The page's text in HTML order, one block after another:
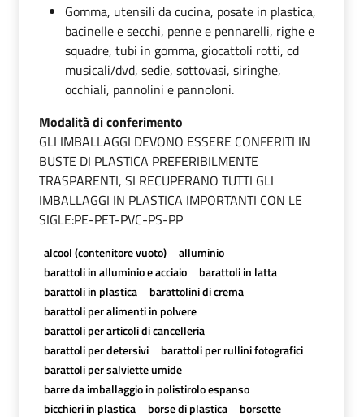
Gomma, utensili da cucina, posate in plastica,
bacinelle e secchi, penne e pennarelli, righe e
squadre, tubi in gomma, giocattoli rotti, cd
musicali/dvd, sedie, sottovasi, siringhe,
occhiali, pannolini e pannoloni.
Modalità di conferimento
GLI IMBALLAGGI DEVONO ESSERE CONFERITI IN
BUSTE DI PLASTICA PREFERIBILMENTE
TRASPARENTI, SI RECUPERANO TUTTI GLI
IMBALLAGGI IN PLASTICA IMPORTANTI CON LE
SIGLE:PE-PET-PVC-PS-PP
alcool (contenitore vuoto)
alluminio
barattoli in alluminio e acciaio
barattoli in latta
barattoli in plastica
barattolini di crema
barattoli per alimenti in polvere
barattoli per articoli di cancelleria
barattoli per detersivi
barattoli per rullini fotografici
barattoli per salviette umide
barre da imballaggio in polistirolo espanso
bicchieri in plastica
borse di plastica
borsette